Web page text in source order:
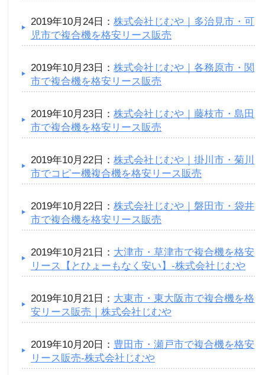
2019年10月24日： 株式会社じむや｜多治見市・可
児市で複合機を格安リース販売
2019年10月23日： 株式会社じむや｜各務原市・関
市で複合機を格安リース販売
2019年10月23日： 株式会社じむや｜藤枝市・島田
市で複合機を格安リース販売
2019年10月22日： 株式会社じむや｜掛川市・菊川
市でコピー機複合機を格安リース販売
2019年10月22日： 株式会社じむや｜磐田市・袋井
市で複合機を格安リース販売
2019年10月21日： 大津市・草津市で複合機を格安
リース【とひょーもなく安い】-株式会社じむや
2019年10月21日： 大東市・東大阪市で複合機を格
安リース販売｜株式会社じむや
2019年10月20日： 豊田市・瀬戸市で複合機を格安
リース販売-株式会社じむや